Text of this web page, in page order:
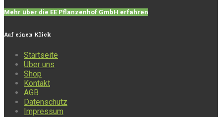
Mehr über die EE Pflanzenhof GmbH erfahren
Auf einen Klick
Startseite
Über uns
Shop
Kontakt
AGB
Datenschutz
Impressum